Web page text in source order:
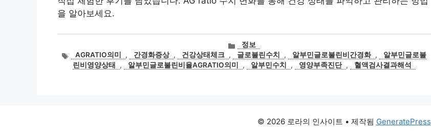
을 알아보세요.
카
테
고
정보
태
그
AGRATIO의미 , 간경화증상 , 건강상태체크 , 글로불린수치 , 알부민글로불린비간경화 ,
알부민글로불
린비영양상태
, 알부민글로불린비율AGRATIO의미 , 알부민수치 , 영양부족진단 , 혈액검사결과해석
© 2026 로라의 인사이트 • 제작됨 GeneratePress